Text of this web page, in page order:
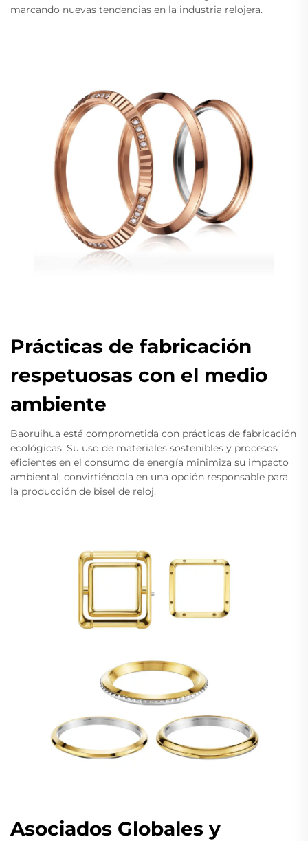
marcando nuevas tendencias en la industria relojera.
Prácticas de fabricación
respetuosas con el medio
ambiente
Baoruihua está comprometida con prácticas de fabricación
ecológicas. Su uso de materiales sostenibles y procesos
eficientes en el consumo de energía minimiza su impacto
ambiental, convirtiéndola en una opción responsable para
la producción de bisel de reloj.
Asociados Globales y